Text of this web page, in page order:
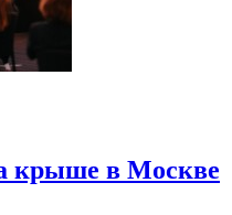
крыше в Москве